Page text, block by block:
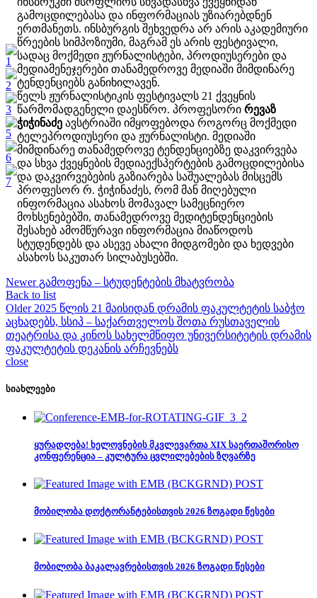
გამოცდილებასა და ინფორმაციას უზიარებდნენ
ერთმანეთს. ინსბურგის შეხვედრა არ არის აკადემიური
წრეების სიმპოზიუმი, მაგრამ ეს არის ფესტივალი,
სადაც მოქმედი ჟურნალისტები, პროდიუსერები და
მედიამენეჯერები თანამედროვე მედიაში მიმდინარე
ტენდენციებს განიხილავენ.
წელს ჟურნალისტიკის ფესტივალს 21 ქვეყნის
წარმომადგენელი დაესწრო. პროფესორი რევაზ
ჭიჭინაძე ავსტრიაში იმყოფებოდა როგორც მოქმედი
ტელეპროდიუსერი და ჟურნალისტი. მედიაში
მიმდინარე თანამედროვე ტენდენციებზე დაკვირვება
და სხვა ქვეყნების მედიაექსპერტების გამოცდილებისა
და დაკვირვებების გაზიარება საშუალებას მისცემს
პროფესორ რ. ჭიჭინაძეს, რომ მან მიღებული
ინფორმაცია ასახოს მომავალ სამეცნიერო
მოხსენებებში, თანამედროვე მედიტენდენციების
შესახებ ამომწურავი ინფორმაცია მიაწოდოს
სტუდენდებს და ასევე ახალი მიდგომები და ხედვები
ასახოს საკუთარ სილაბუსებში.
Newer გამოფენა – სტუდენტების მხატვრობა
Back to list
Older 2025 წლის 21 მაისიდან დრამის ფაკულტეტის საბჭო
აცხადებს, სსიპ – საქართველოს შოთა რუსთაველის
თეატრისა და კინოს სახელმწიფო უნივერსიტეტის დრამის
ფაკულტეტის დეკანის არჩევნებს
close
სიახლეები
ყურადღება! ხელოვნების მკვლევართა XIX საერთაშორისო
კონფერენცია – კულტურა ცვლილებების ზღვარზე
მობილობა დოქტორანტებისთვის 2026 ზოგადი წესები
მობილობა ბაკალავრებისთვის 2026 ზოგადი წესები